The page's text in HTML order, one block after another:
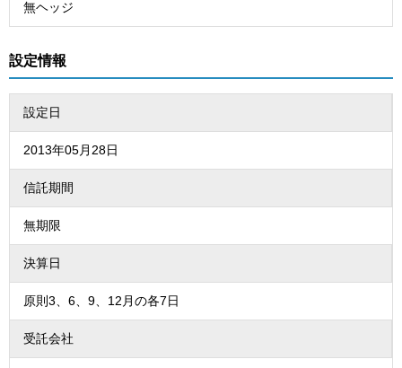
無ヘッジ
設定情報
設定日
2013年05月28日
信託期間
無期限
決算日
原則3、6、9、12月の各7日
受託会社